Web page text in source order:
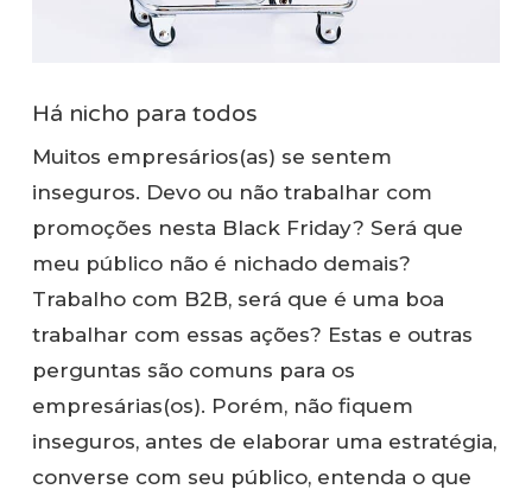
Há nicho para todos
Muitos empresários(as) se sentem
inseguros. Devo ou não trabalhar com
promoções nesta Black Friday? Será que
meu público não é nichado demais?
Trabalho com B2B, será que é uma boa
trabalhar com essas ações? Estas e outras
perguntas são comuns para os
empresárias(os). Porém, não fiquem
inseguros, antes de elaborar uma estratégia,
converse com seu público, entenda o que